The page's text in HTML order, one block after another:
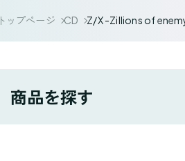
トップページ CD Z/X -Zillions of
商品を探す